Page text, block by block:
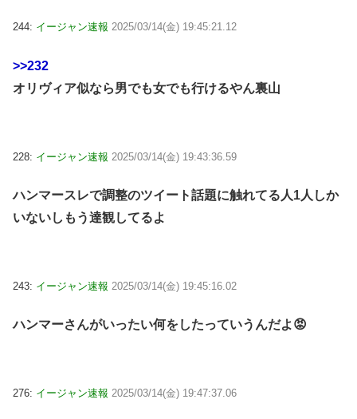
244: イージャン速報 2025/03/14(金) 19:45:21.12
>>232
オリヴィア似なら男でも女でも行けるやん裏山
228: イージャン速報 2025/03/14(金) 19:43:36.59
ハンマースレで調整のツイート話題に触れてる人1人しか
いないしもう達観してるよ
243: イージャン速報 2025/03/14(金) 19:45:16.02
ハンマーさんがいったい何をしたっていうんだよ😡
276: イージャン速報 2025/03/14(金) 19:47:37.06